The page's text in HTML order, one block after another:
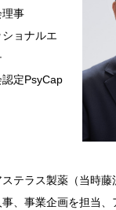
理事
ョナルエ
定PsyCap
テラス製薬（当時
、事業企画を担当